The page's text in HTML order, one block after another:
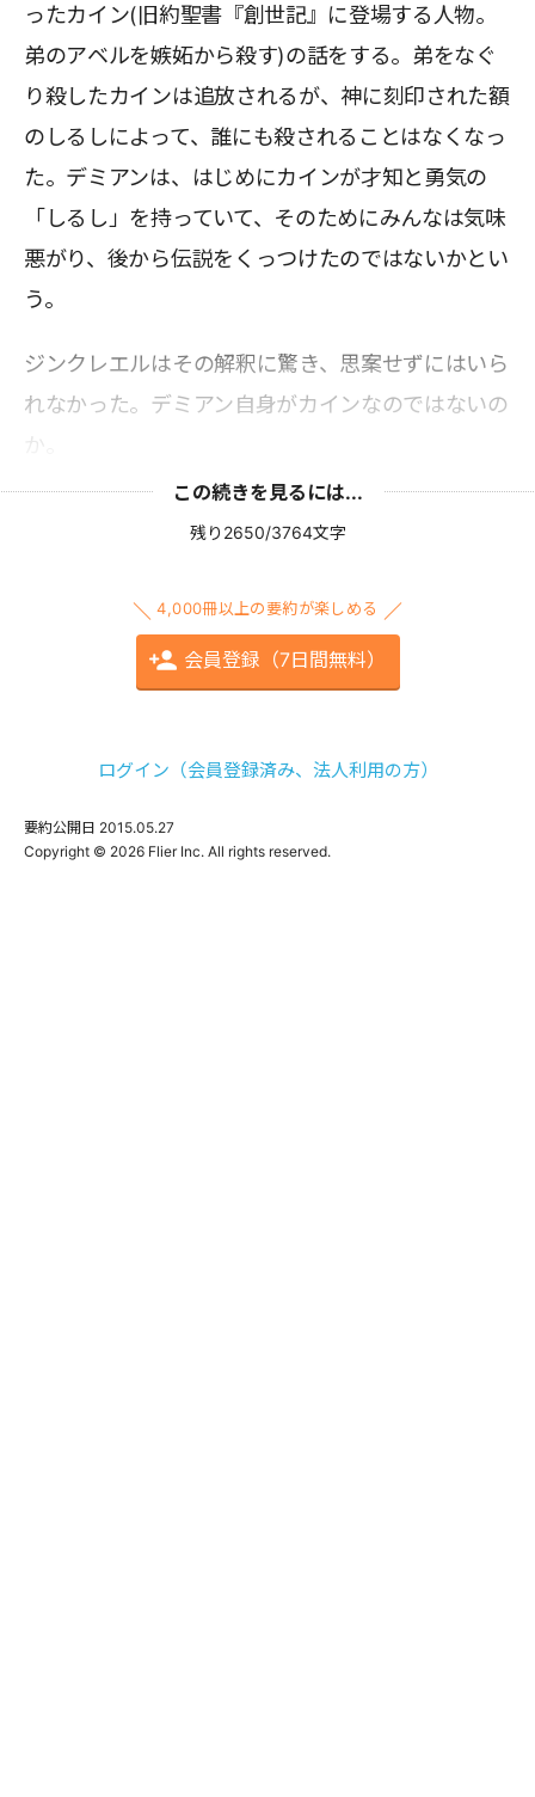
ったカイン(旧約聖書『創世記』に登場する人物。
弟のアベルを嫉妬から殺す)の話をする。弟をなぐ
り殺したカインは追放されるが、神に刻印された額
のしるしによって、誰にも殺されることはなくなっ
た。デミアンは、はじめにカインが才知と勇気の
「しるし」を持っていて、そのためにみんなは気味
悪がり、後から伝説をくっつけたのではないかとい
う。
ジンクレエルはその解釈に驚き、思案せずにはいら
れなかった。デミアン自身がカインなのではないの
この続きを見るには...
残り2650/3764文字
4,000冊以上の要約が楽しめる
会員登録（7日間無料）
ログイン（会員登録済み、法人利用の方）
要約公開日 2015.05.27